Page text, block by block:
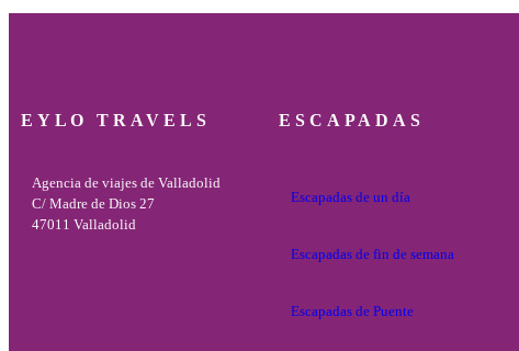
EYLO TRAVELS
Agencia de viajes de Valladolid
C/ Madre de Dios 27
47011 Valladolid
ESCAPADAS
Escapadas de un día
Escapadas de fin de semana
Escapadas de Puente